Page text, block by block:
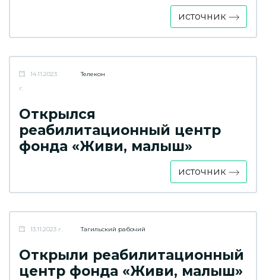
источник
14.11.2023
г.
Телекон
Открылся
реабилитационный центр
фонда «Живи, малыш»
источник
13.11.2023 г. Тагильский рабочий
Открыли реабилитационный
центр фонда «Живи, малыш»